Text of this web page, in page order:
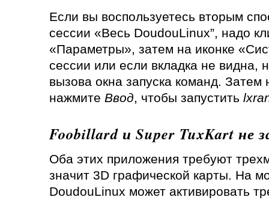
Если вы воспользуетесь вторым
сессии «Весь DoudouLinux”, надо
«Параметры», затем на иконке
сессии или если вкладка не видна,
вызова окна запуска команд.
нажмите Ввод, чтобы запустить
Foobillard и Super TuxKart не
Оба этих приложения требуют
значит 3D графической карты. На
DoudouLinux может активировать